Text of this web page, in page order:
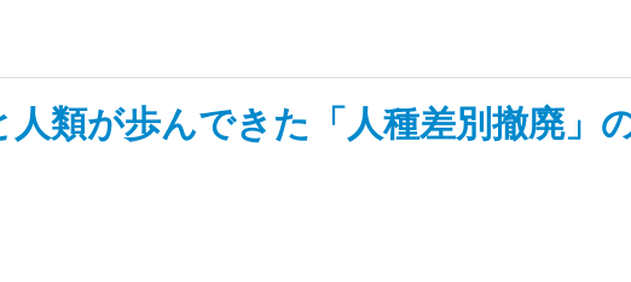
類が歩んできた「人種差別撤廃」